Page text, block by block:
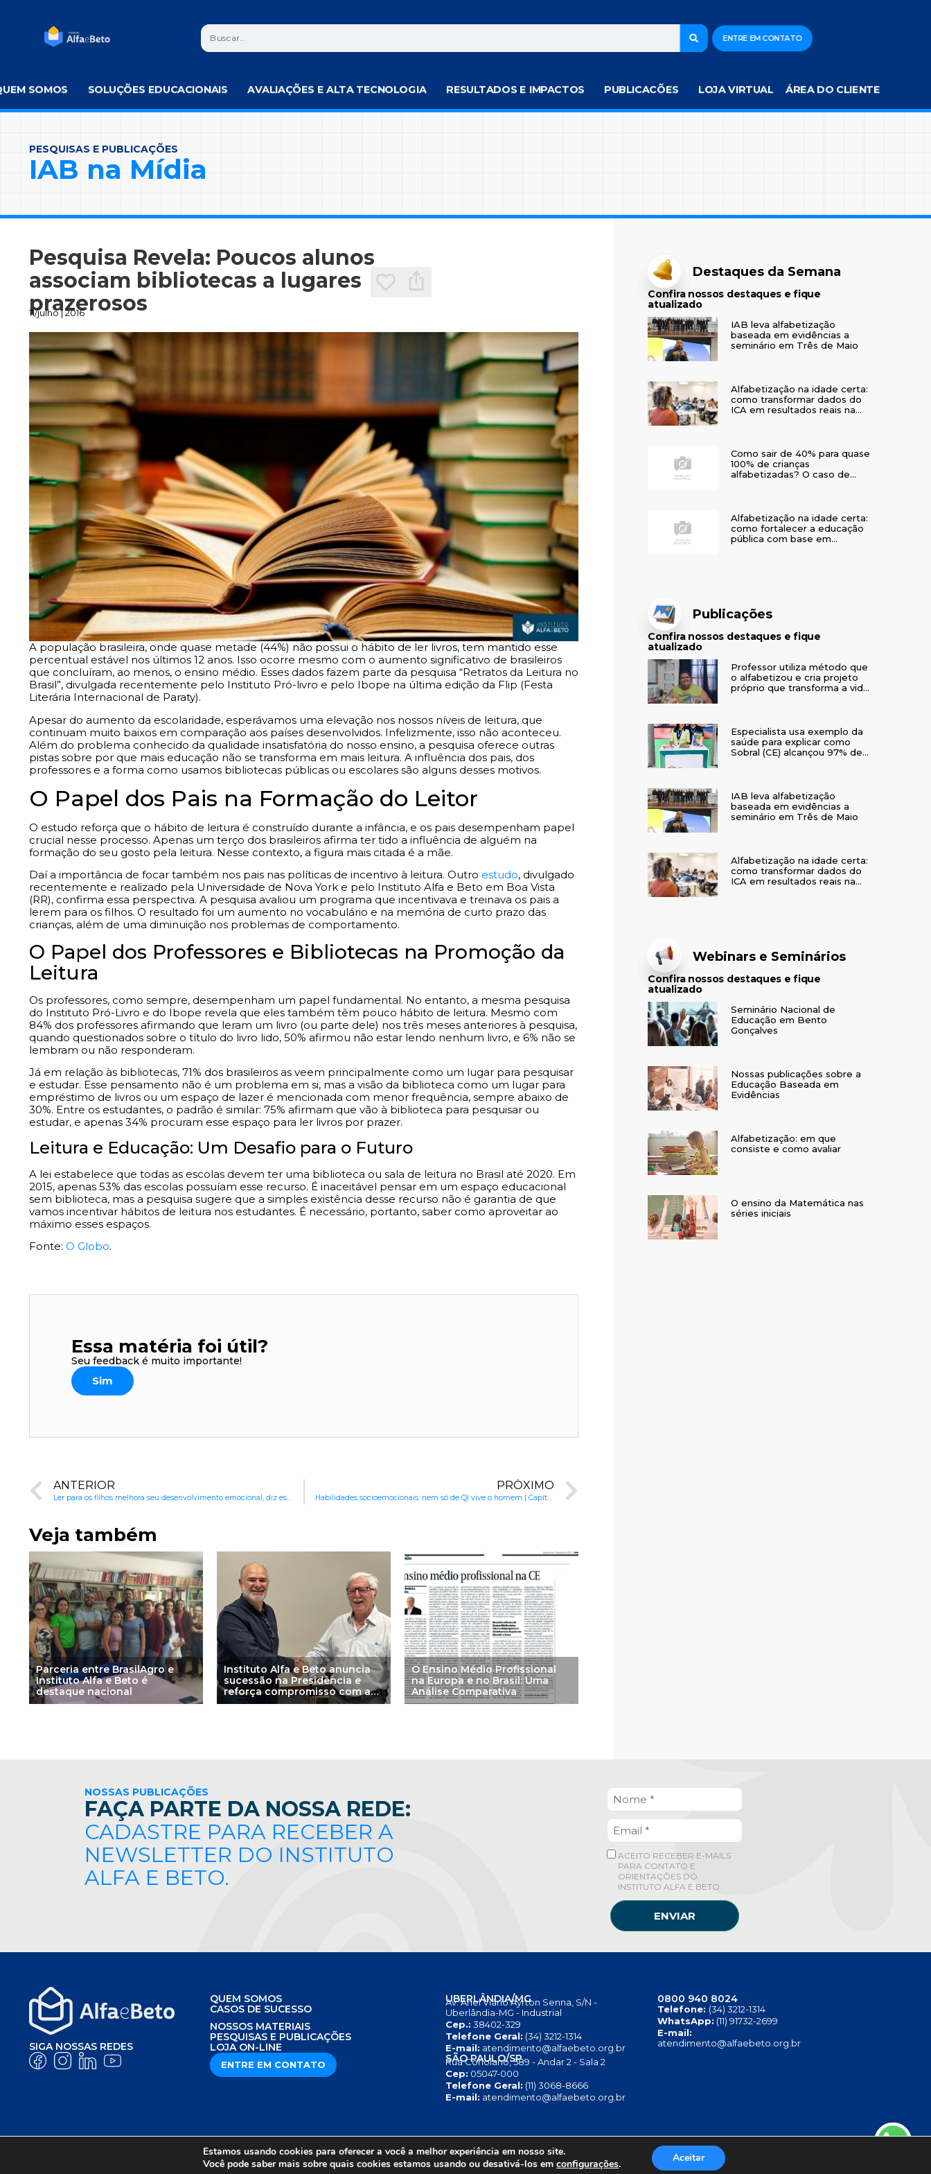
ENTRE EM CONTATO
SOMOS SOLUÇÕES EDUCACIONAIS AVALIAÇÕES E ALTA TECNOLOGIA RESULTADOS E IMPACTOS PUBLICACÕES LOJA VIRTUAL ÁREA DO CLIENTE
PESQUISAS E PUBLICAÇÕES
IAB na Mídia
Pesquisa Revela: Poucos alunos
associam bibliotecas a lugares
prazerosos
11/julho | 2016
A população brasileira, onde quase metade (44%) não possui o hábito de ler livros, tem mantido esse
percentual estável nos últimos 12 anos. Isso ocorre mesmo com o aumento significativo de brasileiros
que concluíram, ao menos, o ensino médio. Esses dados fazem parte da pesquisa “Retratos da Leitura no
Brasil”, divulgada recentemente pelo Instituto Pró-livro e pelo Ibope na última edição da Flip (Festa
Literária Internacional de Paraty).
Apesar do aumento da escolaridade, esperávamos uma elevação nos nossos níveis de leitura, que
continuam muito baixos em comparação aos países desenvolvidos. Infelizmente, isso não aconteceu.
Além do problema conhecido da qualidade insatisfatória do nosso ensino, a pesquisa oferece outras
pistas sobre por que mais educação não se transforma em mais leitura. A influência dos pais, dos
professores e a forma como usamos bibliotecas públicas ou escolares são alguns desses motivos.
O Papel dos Pais na Formação do Leitor
O estudo reforça que o hábito de leitura é construído durante a infância, e os pais desempenham papel
crucial nesse processo. Apenas um terço dos brasileiros afirma ter tido a influência de alguém na
formação do seu gosto pela leitura. Nesse contexto, a figura mais citada é a mãe.
Daí a importância de focar também nos pais nas políticas de incentivo à leitura. Outro estudo, divulgado
recentemente e realizado pela Universidade de Nova York e pelo Instituto Alfa e Beto em Boa Vista
(RR), confirma essa perspectiva. A pesquisa avaliou um programa que incentivava e treinava os pais a
lerem para os filhos. O resultado foi um aumento no vocabulário e na memória de curto prazo das
crianças, além de uma diminuição nos problemas de comportamento.
O Papel dos Professores e Bibliotecas na Promoção da
Leitura
Os professores, como sempre, desempenham um papel fundamental. No entanto, a mesma pesquisa
do Instituto Pró-Livro e do Ibope revela que eles também têm pouco hábito de leitura. Mesmo com
84% dos professores afirmando que leram um livro (ou parte dele) nos três meses anteriores à pesquisa,
quando questionados sobre o título do livro lido, 50% afirmou não estar lendo nenhum livro, e 6% não se
lembram ou não responderam.
Já em relação às bibliotecas, 71% dos brasileiros as veem principalmente como um lugar para pesquisar
e estudar. Esse pensamento não é um problema em si, mas a visão da biblioteca como um lugar para
empréstimo de livros ou um espaço de lazer é mencionada com menor frequência, sempre abaixo de
30%. Entre os estudantes, o padrão é similar: 75% afirmam que vão à biblioteca para pesquisar ou
estudar, e apenas 34% procuram esse espaço para ler livros por prazer.
Leitura e Educação: Um Desafio para o Futuro
A lei estabelece que todas as escolas devem ter uma biblioteca ou sala de leitura no Brasil até 2020. Em
2015, apenas 53% das escolas possuíam esse recurso. É inaceitável pensar em um espaço educacional
sem biblioteca, mas a pesquisa sugere que a simples existência desse recurso não é garantia de que
vamos incentivar hábitos de leitura nos estudantes. É necessário, portanto, saber como aproveitar ao
máximo esses espaços.
Fonte: O Globo.
Essa matéria foi útil?
Seu feedback é muito importante!
Sim
ANTERIOR
Ler para os filhos melhora seu desenvolvimento emocional, diz estudo
PRÓXIMO
Habilidades socioemocionais: nem só de QI vive o homem | Capítulo 20
Veja também
Parceria entre BrasilAgro e
Instituto Alfa e Beto é
destaque nacional
Instituto Alfa e Beto anuncia
sucessão na Presidência e
reforça compromisso com a
aprendizagem baseada na
O Ensino Médio Profissional
na Europa e no Brasil: Uma
Análise Comparativa
Destaques da Semana
Confira nossos destaques e fique
atualizado
IAB leva alfabetização
baseada em evidências a
seminário em Três de Maio
Alfabetização na idade certa:
como transformar dados do
ICA em resultados reais na
Como sair de 40% para quase
100% de crianças
alfabetizadas? O caso de
Alfabetização na idade certa:
como fortalecer a educação
pública com base em
Publicações
Confira nossos destaques e fique
atualizado
Professor utiliza método que
o alfabetizou e cria projeto
próprio que transforma a vida
Especialista usa exemplo da
saúde para explicar como
Sobral (CE) alcançou 97% de
IAB leva alfabetização
baseada em evidências a
seminário em Três de Maio
Alfabetização na idade certa:
como transformar dados do
ICA em resultados reais na
Webinars e Seminários
Confira nossos destaques e fique
atualizado
Seminário Nacional de
Educação em Bento
Gonçalves
Nossas publicações sobre a
Educação Baseada em
Evidências
Alfabetização: em que
consiste e como avaliar
O ensino da Matemática nas
séries iniciais
NOSSAS PUBLICAÇÕES
FAÇA PARTE DA NOSSA REDE:
CADASTRE PARA RECEBER A
NEWSLETTER DO INSTITUTO
ALFA E BETO.
ACEITO RECEBER E-MAILS
PARA CONTATO E
ORIENTAÇÕES DO
INSTITUTO ALFA E BETO.
ENVIAR
SIGA NOSSAS REDES
QUEM SOMOS
CASOS DE SUCESSO
NOSSOS MATERIAIS
PESQUISAS E PUBLICAÇÕES
LOJA ON-LINE
ENTRE EM CONTATO
UBERLÂNDIA/MG
Av. Anel Viário Ayrton Senna, S/N -
Uberlândia-MG - Industrial
Cep.: 38402-329
Telefone Geral: (34) 3212-1314
E-mail: atendimento@alfaebeto.org.br
SÃO PAULO/SP
Rua Coriolano, 589 - Andar 2 - Sala 2
Cep: 05047-000
Telefone Geral: (11) 3068-8666
E-mail: atendimento@alfaebeto.org.br
0800 940 8024
Telefone: (34) 3212-1314
WhatsApp: (11) 91732-2699
E-mail:
atendimento@alfaebeto.org.br
AVISO DE PRIVACIDADE POLÍTICA DE PRIVACIDADE AVISO SOBRE COOKIES COPYRIGHT 2025 © INSTITUTO ALFA E BETO - 08.458.084/0001-13
Estamos usando cookies para oferecer a você a melhor experiência em nosso site.
Você pode saber mais sobre quais cookies estamos usando ou desativá-los emconfigurações. Aceitar